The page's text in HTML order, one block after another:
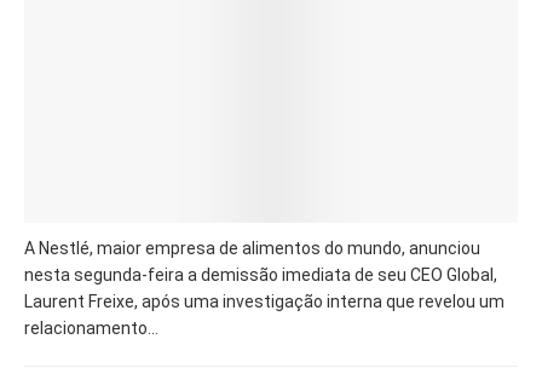
A Nestlé, maior empresa de alimentos do mundo, anunciou
nesta segunda-feira a demissão imediata de seu CEO Global,
Laurent Freixe, após uma investigação interna que revelou um
relacionamento...